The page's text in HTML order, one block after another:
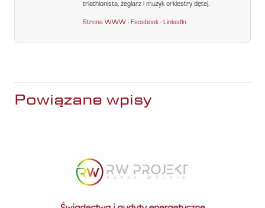
triathlonista, żeglarz i muzyk orkiestry dętej.
Strona WWW ·Facebook ·LinkedIn
Powiązane wpisy